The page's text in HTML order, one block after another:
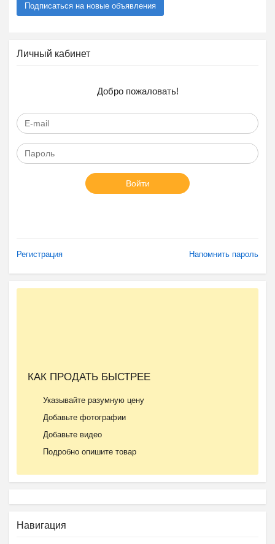
Подписаться на новые объявления
Личный кабинет
Добро пожаловать!
Войти
Регистрация Напомнить пароль
КАК ПРОДАТЬ БЫСТРЕЕ
Указывайте разумную цену
Добавьте фотографии
Добавьте видео
Подробно опишите товар
Навигация